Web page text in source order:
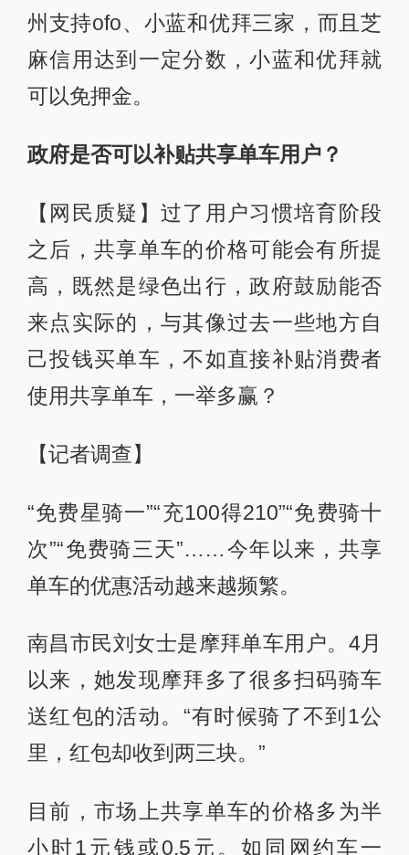
州支持ofo、小蓝和优拜三家，而且芝
麻信用达到一定分数，小蓝和优拜就
可以免押金。
政府是否可以补贴共享单车用户？
【网民质疑】过了用户习惯培育阶段
之后，共享单车的价格可能会有所提
高，既然是绿色出行，政府鼓励能否
来点实际的，与其像过去一些地方自
己投钱买单车，不如直接补贴消费者
使用共享单车，一举多赢？
【记者调查】
“免费星骑一”“充100得210”“免费骑十
次”“免费骑三天”……今年以来，共享
单车的优惠活动越来越频繁。
南昌市民刘女士是摩拜单车用户。4月
以来，她发现摩拜多了很多扫码骑车
送红包的活动。“有时候骑了不到1公
里，红包却收到两三块。”
目前，市场上共享单车的价格多为半
小时1元钱或0.5元。如同网约车一